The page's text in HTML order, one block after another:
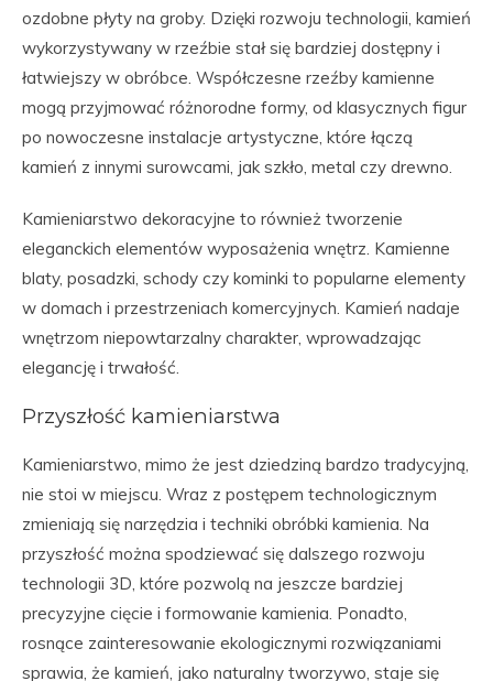
ozdobne płyty na groby. Dzięki rozwoju technologii, kamień
wykorzystywany w rzeźbie stał się bardziej dostępny i
łatwiejszy w obróbce. Współczesne rzeźby kamienne
mogą przyjmować różnorodne formy, od klasycznych figur
po nowoczesne instalacje artystyczne, które łączą
kamień z innymi surowcami, jak szkło, metal czy drewno.
Kamieniarstwo dekoracyjne to również tworzenie
eleganckich elementów wyposażenia wnętrz. Kamienne
blaty, posadzki, schody czy kominki to popularne elementy
w domach i przestrzeniach komercyjnych. Kamień nadaje
wnętrzom niepowtarzalny charakter, wprowadzając
elegancję i trwałość.
Przyszłość kamieniarstwa
Kamieniarstwo, mimo że jest dziedziną bardzo tradycyjną,
nie stoi w miejscu. Wraz z postępem technologicznym
zmieniają się narzędzia i techniki obróbki kamienia. Na
przyszłość można spodziewać się dalszego rozwoju
technologii 3D, które pozwolą na jeszcze bardziej
precyzyjne cięcie i formowanie kamienia. Ponadto,
rosnące zainteresowanie ekologicznymi rozwiązaniami
sprawia, że kamień, jako naturalny tworzywo, staje się